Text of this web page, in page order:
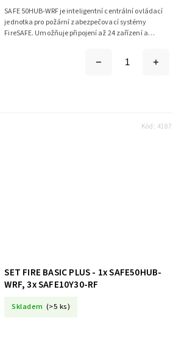
SAFE 50HUB-WRF je inteligentní centrální ovládací
jednotka pro požární zabezpečovací systémy
FireSAFE. Umožňuje připojení až 24 zařízení a
SET FIRE BASIC PLUS - 1x SAFE50HUB-
WRF, 3x SAFE10Y30-RF
Skladem (>5 ks)
Kód: 4187